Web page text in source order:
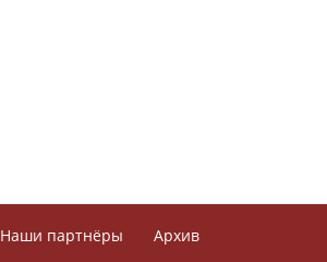
Наши партнёры Архив